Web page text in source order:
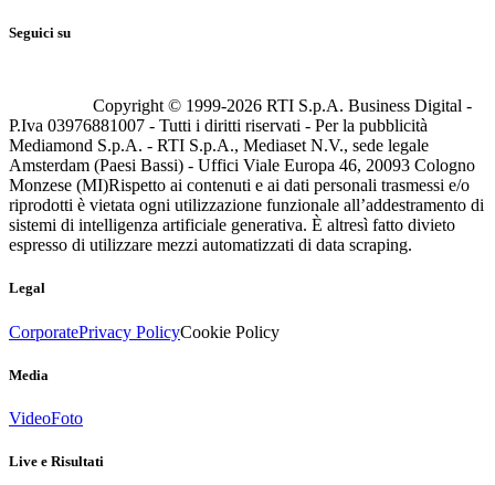
Seguici su
Copyright © 1999-2026 RTI S.p.A. Business Digital -
P.Iva 03976881007 - Tutti i diritti riservati - Per la pubblicità
Mediamond S.p.A. - RTI S.p.A., Mediaset N.V., sede legale
Amsterdam (Paesi Bassi) - Uffici Viale Europa 46, 20093 Cologno
Monzese (MI)Rispetto ai contenuti e ai dati personali trasmessi e/o
riprodotti è vietata ogni utilizzazione funzionale all’addestramento di
sistemi di intelligenza artificiale generativa. È altresì fatto divieto
espresso di utilizzare mezzi automatizzati di data scraping.
Legal
CorporatePrivacy PolicyCookie Policy
Media
VideoFoto
Live e Risultati